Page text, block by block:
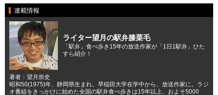
連載情報
ライター望月の駅弁膝栗毛
「駅弁」食べ歩き15年の放送作家が「1日1駅弁」ひた
すら紹介！
著者：望月崇史
昭和50(1975)年、静岡県生まれ。早稲田大学在学中から、放送作家に。ラジ
オ番組をきっかけに始めた全国の駅弁食べ歩きは15年以上、およそ5000